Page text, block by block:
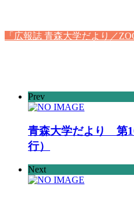
「広報誌 青森大学だより／
Prev
青森大学だより 第
行）
Next